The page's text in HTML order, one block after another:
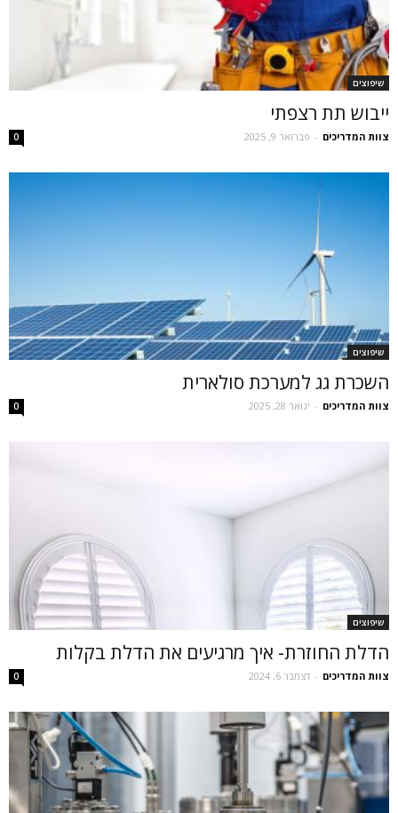
שיפוצים
ייבוש תת רצפתי
צוות המדריכים - פברואר 9, 2025 0
שיפוצים
השכרת גג למערכת סולארית
צוות המדריכים - ינואר 28, 2025 0
שיפוצים
הדלת החוזרת- איך מרגיעים את הדלת בקלות
צוות המדריכים - דצמבר 6, 2024 0